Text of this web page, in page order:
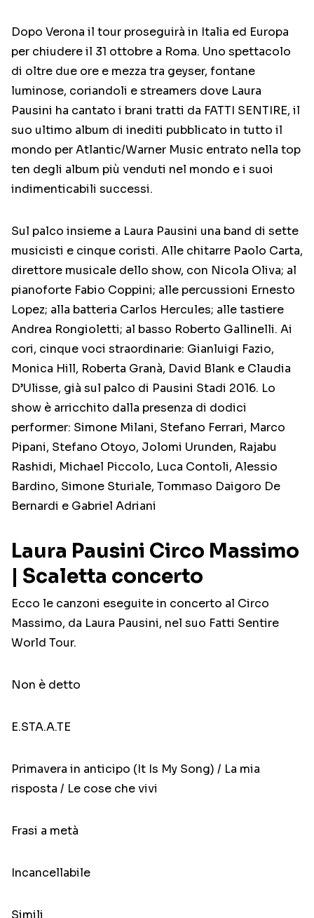
Dopo Verona il tour proseguirà in Italia ed Europa
per chiudere il 31 ottobre a Roma. Uno spettacolo
di oltre due ore e mezza tra geyser, fontane
luminose, coriandoli e streamers dove Laura
Pausini ha cantato i brani tratti da FATTI SENTIRE, il
suo ultimo album di inediti pubblicato in tutto il
mondo per Atlantic/Warner Music entrato nella top
ten degli album più venduti nel mondo e i suoi
indimenticabili successi.
Sul palco insieme a Laura Pausini una band di sette
musicisti e cinque coristi. Alle chitarre Paolo Carta,
direttore musicale dello show, con Nicola Oliva; al
pianoforte Fabio Coppini; alle percussioni Ernesto
Lopez; alla batteria Carlos Hercules; alle tastiere
Andrea Rongioletti; al basso Roberto Gallinelli. Ai
cori, cinque voci straordinarie: Gianluigi Fazio,
Monica Hill, Roberta Granà, David Blank e Claudia
D’Ulisse, già sul palco di Pausini Stadi 2016. Lo
show è arricchito dalla presenza di dodici
performer: Simone Milani, Stefano Ferrari, Marco
Pipani, Stefano Otoyo, Jolomi Urunden, Rajabu
Rashidi, Michael Piccolo, Luca Contoli, Alessio
Bardino, Simone Sturiale, Tommaso Daigoro De
Bernardi e Gabriel Adriani
Laura Pausini Circo Massimo
| Scaletta concerto
Ecco le canzoni eseguite in concerto al Circo
Massimo, da Laura Pausini, nel suo Fatti Sentire
World Tour.
Non è detto
E.STA.A.TE
Primavera in anticipo (It Is My Song) / La mia
risposta / Le cose che vivi
Frasi a metà
Incancellabile
Simili